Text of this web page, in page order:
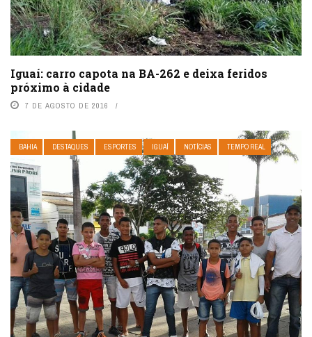
Iguaí: carro capota na BA-262 e deixa feridos
próximo à cidade
7 DE AGOSTO DE 2016
BAHIA DESTAQUES ESPORTES IGUAÍ NOTÍCIAS TEMPO REAL